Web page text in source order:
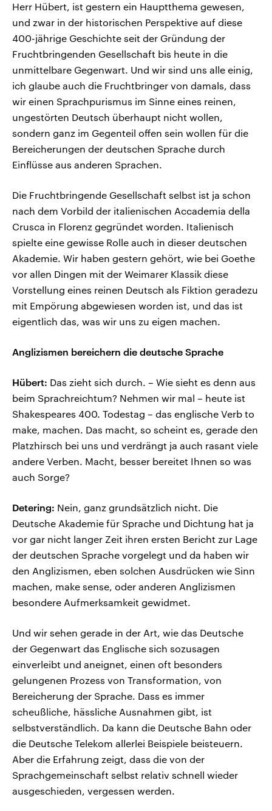
Herr Hübert, ist gestern ein Hauptthema gewesen,
und zwar in der historischen Perspektive auf diese
400-jährige Geschichte seit der Gründung der
Fruchtbringenden Gesellschaft bis heute in die
unmittelbare Gegenwart. Und wir sind uns alle einig,
ich glaube auch die Fruchtbringer von damals, dass
wir einen Sprachpurismus im Sinne eines reinen,
ungestörten Deutsch überhaupt nicht wollen,
sondern ganz im Gegenteil offen sein wollen für die
Bereicherungen der deutschen Sprache durch
Einflüsse aus anderen Sprachen.
Die Fruchtbringende Gesellschaft selbst ist ja schon
nach dem Vorbild der italienischen Accademia della
Crusca in Florenz gegründet worden. Italienisch
spielte eine gewisse Rolle auch in dieser deutschen
Akademie. Wir haben gestern gehört, wie bei Goethe
vor allen Dingen mit der Weimarer Klassik diese
Vorstellung eines reinen Deutsch als Fiktion geradezu
mit Empörung abgewiesen worden ist, und das ist
eigentlich das, was wir uns zu eigen machen.
Anglizismen bereichern die deutsche Sprache
Hübert: Das zieht sich durch. – Wie sieht es denn aus
beim Sprachreichtum? Nehmen wir mal – heute ist
Shakespeares 400. Todestag – das englische Verb to
make, machen. Das macht, so scheint es, gerade den
Platzhirsch bei uns und verdrängt ja auch rasant viele
andere Verben. Macht, besser bereitet Ihnen so was
auch Sorge?
Detering: Nein, ganz grundsätzlich nicht. Die
Deutsche Akademie für Sprache und Dichtung hat ja
vor gar nicht langer Zeit ihren ersten Bericht zur Lage
der deutschen Sprache vorgelegt und da haben wir
den Anglizismen, eben solchen Ausdrücken wie Sinn
machen, make sense, oder anderen Anglizismen
besondere Aufmerksamkeit gewidmet.
Und wir sehen gerade in der Art, wie das Deutsche
der Gegenwart das Englische sich sozusagen
einverleibt und aneignet, einen oft besonders
gelungenen Prozess von Transformation, von
Bereicherung der Sprache. Dass es immer
scheußliche, hässliche Ausnahmen gibt, ist
selbstverständlich. Da kann die Deutsche Bahn oder
die Deutsche Telekom allerlei Beispiele beisteuern.
Aber die Erfahrung zeigt, dass die von der
Sprachgemeinschaft selbst relativ schnell wieder
ausgeschieden, vergessen werden.